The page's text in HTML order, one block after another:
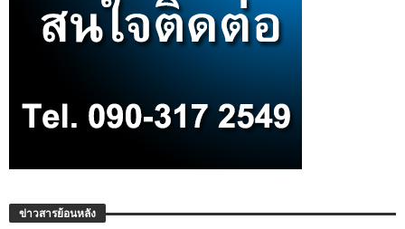
ข่าวสารย้อนหลัง